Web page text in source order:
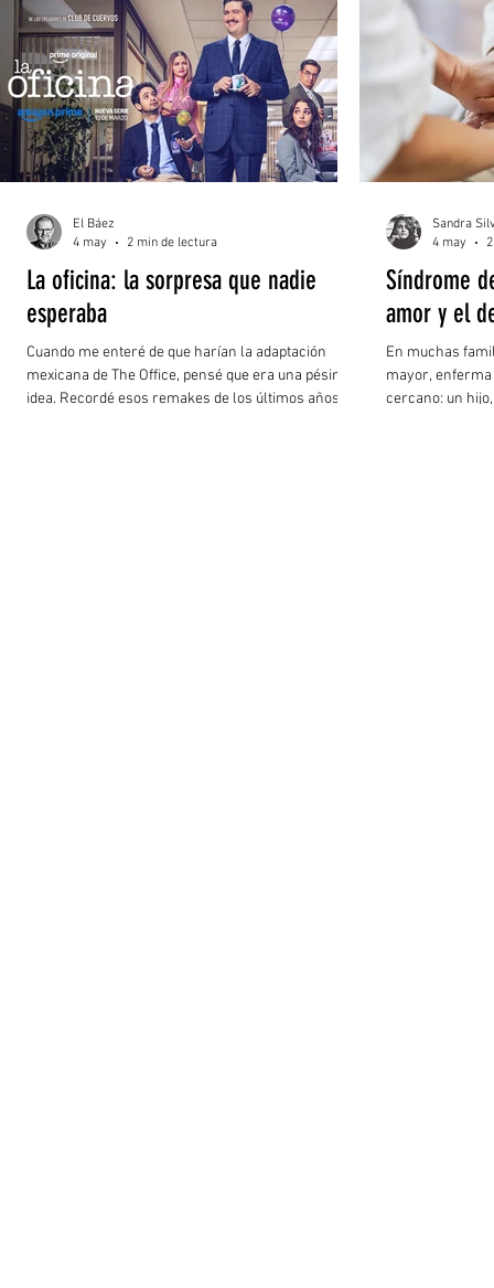
lejos de determinar si antes era mejor que ahora.
Entender a las mamás es también comprender su
momento generacional. La mayoría de las mujeres
de antaño solían dedicarse exclusivamente al ho
La oficina: la sorpresa que nadie
esperaba
Cuando me enteré de que harían la adaptación
mexicana de The Office, pensé que era una pésima
idea. Recordé esos remakes de los últimos años
El Báez
4 may
2 min de lectura
Síndrome
amor y el
En muchas
mayor,
cercano: un
Sandra
4 may